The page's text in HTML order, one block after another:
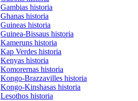
Gambias historia
Ghanas historia
Guineas historia
Guinea-Bissaus historia
Kameruns historia
Kap Verdes historia
Kenyas historia
Komorernas historia
Kongo-Brazzavilles historia
Kongo-Kinshasas historia
Lesothos historia